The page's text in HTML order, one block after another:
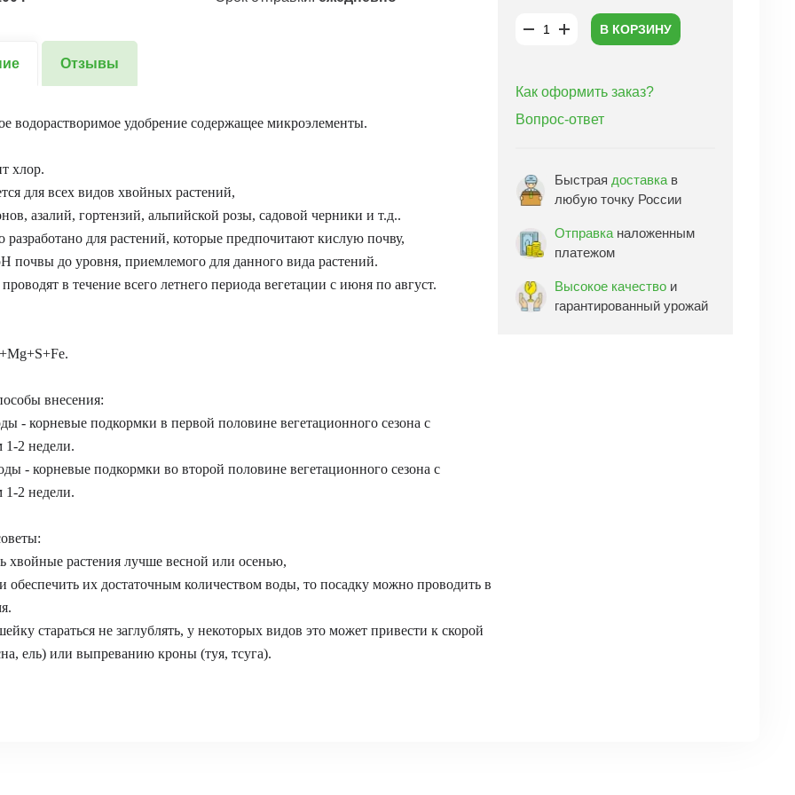
Отзывы
водорастворимое удобрение содержащее микроэлементы.
хлор.
для всех видов хвойных растений,
азалий, гортензий, альпийской розы, садовой черники и т.д..
разработано для растений, которые предпочитают кислую почву,
почвы до уровня, приемлемого для данного вида растений.
в течение всего летнего периода вегетации с июня по август.
внесения:
- корневые подкормки в первой половине вегетационного сезона с
1-2 недели.
- корневые подкормки во второй половине вегетационного сезона с
1-2 недели.
хвойные растения лучше весной или осенью,
обеспечить их достаточным количеством воды, то посадку можно проводить в
стараться не заглублять, у некоторых видов это может привести к скорой
ель) или выпреванию кроны (туя, тсуга).
В КОРЗИНУ
Как оформить заказ?
Вопрос-ответ
Быстрая доставка в
любую точку России
Отправка наложенным
платежом
Высокое качество и
гарантированный урожай